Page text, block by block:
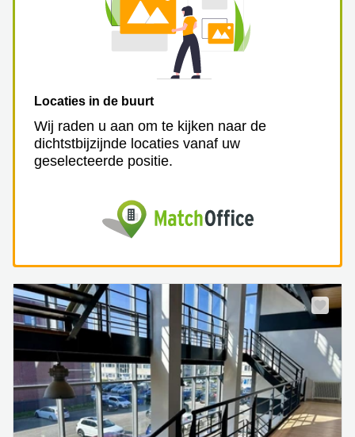
Locaties in de buurt
Wij raden u aan om te kijken naar de
dichtstbijzijnde locaties vanaf uw
geselecteerde positie.